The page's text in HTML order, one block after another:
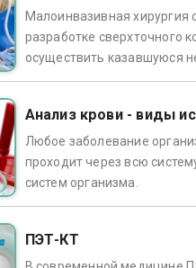
Малоинвазивная хирургия
разработке сверхточного
осуществить казавшуюся
Анализ крови - виды
Любое заболевание
проходит через всю
систем организма.
ПЭТ-КТ